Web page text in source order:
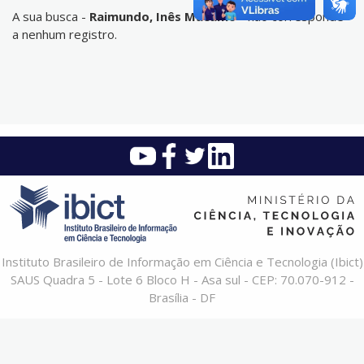
A sua busca - Raimundo, Inês Macamo- não corresponde
a nenhum registro.
Instituto Brasileiro de Informação em Ciência e Tecnologia (Ibict)
SAUS Quadra 5 - Lote 6 Bloco H - Asa sul - CEP: 70.070-912 -
Brasília - DF